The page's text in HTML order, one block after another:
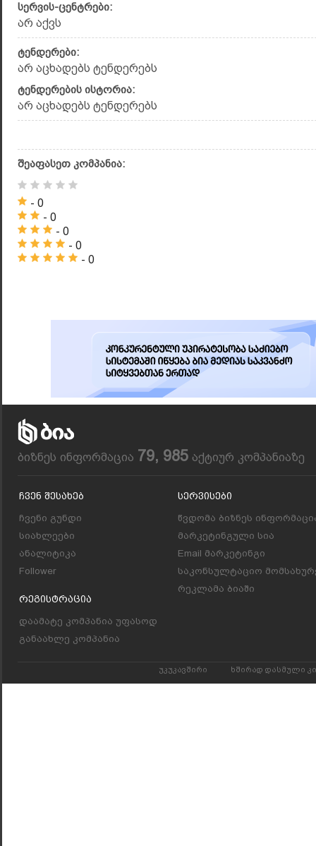
სერვის-ცენტრები:
არ აქვს
ტენდერები:
არ აცხადებს ტენდერებს
ტენდერების ისტორია:
არ აცხადებს ტენდერებს
შეაფასეთ კომპანია:
- 0
- 0
- 0
- 0
- 0
ბიზნეს ინფორმაცია 79, 985 აქტიურ კომპანიაზე
Ჩვენ Შესახებ
ჩვენი გუნდი
სიახლეები
ანალიტიკა
Follower
Რეგისტრაცია
დაამატე კომპანია უფასოდ
განაახლე კომპანია
Სერვისები
წვდომა ბიზნეს
მარკეტინგული სია
Email მარკეტინგი
საკონსულტაციო
რეკლამა ბიაში
უკუკავშირი ხშირად დასმული